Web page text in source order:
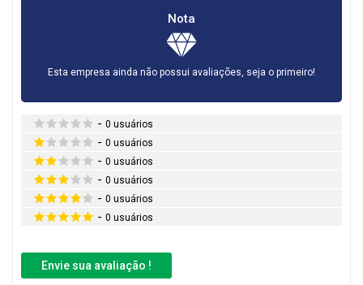
Nota
Esta empresa ainda não possui avaliações, seja o primeiro!
- 0 usuários
- 0 usuários
- 0 usuários
- 0 usuários
- 0 usuários
- 0 usuários
Envie sua avaliação !